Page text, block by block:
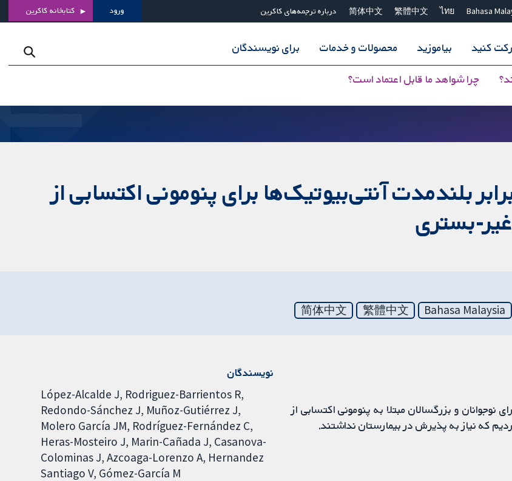
Bahasa
ไทย
繁體中文
简体中文 درباره ترجمه‌های کاکرین ورود کتابخانه کاکرین
چرا شواهد ما قابل اعتماد است؟
کنید بیاموزید محصولات و خدمات برای نویسندگان
بلندمدت آنتی‌بیوتیک‌ها برای پنومونی اکتسابی از
غیر-بستری
Bahasa Malaysia
繁體中文
简体中文
نوجوانان و بزرگسالان مبتلا به پنومونی اکتسابی از
نویسندگان
López-Alcalde J Rodriguez-Barrientos R
Redondo-Sánchez J Muñoz-Gutiérrez J
Molero García JM Rodríguez-Fernández C
Heras-Mosteiro J Marin-Cañada J Casanova-
Colominas J Azcoaga-Lorenzo A Hernandez
Santiago V Gómez-García M